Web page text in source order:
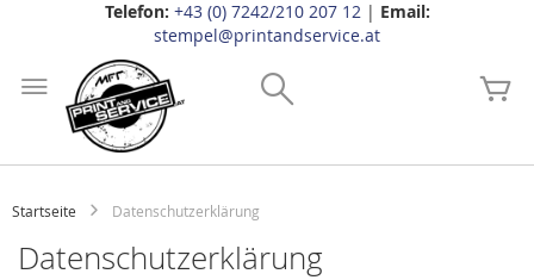
Telefon: +43 (0) 7242/210 207 12| Email:
stempel@printandservice.at
Inhalt
springen
Startseite Datenschutzerklärung
Datenschutzerklärung